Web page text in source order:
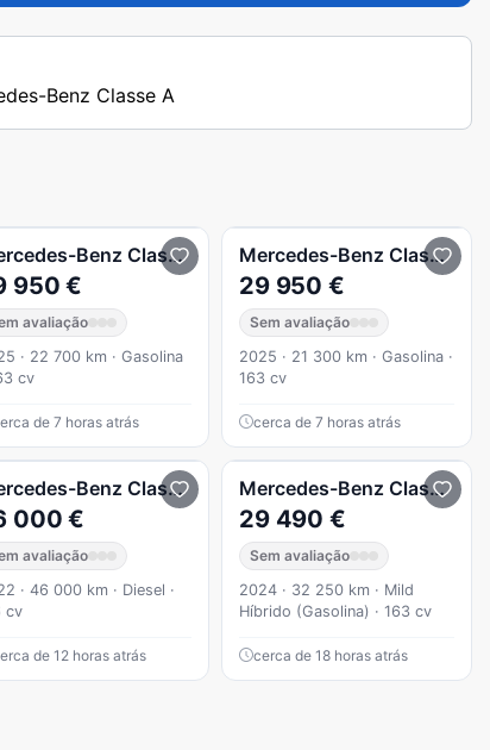
Benz Classe A
180 d Auto
Benz Classe A A 200 200
950 €
avaliação
· 22 700 km · Gasolina
cv
de 7 horas atrás
Mercedes-Benz Classe A
29 950 €
Sem avaliação
2025 · 21 300 km · Gasolina ·
163 cv
cerca de 7 horas atrás
180d AutoBenz Classe A 180d Auto
000 €
avaliação
· 46 000 km · Diesel ·
cv
de 12 horas atrás
Mercedes-Benz Classe A
29 490 €
Sem avaliação
2024 · 32 250 km · Mild
Híbrido (Gasolina) · 163 cv
cerca de 18 horas atrás